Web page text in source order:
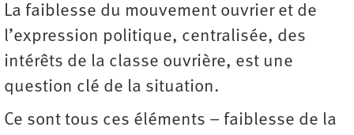
La faiblesse du mouvement ouvrier et de
l’expression politique, centralisée, des
intérêts de la classe ouvrière, est une
question clé de la situation.
Ce sont tous ces éléments – faiblesse de la